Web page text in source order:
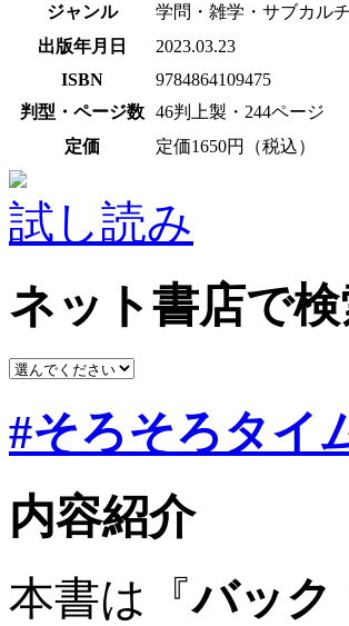
ジャンル
学問・雑学・サブカル
出版年月日
2023.03.23
ISBN
9784864109475
判型・ページ数 46判上製・244ページ
定価
定価1650円（税込）
試し読み
ネット書店で
#そろそろタイ
内容紹介
本書は 『バック